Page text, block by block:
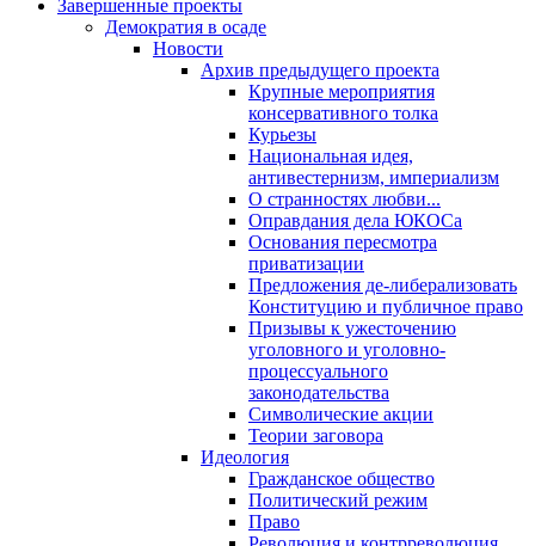
Завершенные проекты
Демократия в осаде
Новости
Архив предыдущего проекта
Крупные мероприятия
консервативного толка
Курьезы
Национальная идея,
антивестернизм, империализм
О странностях любви...
Оправдания дела ЮКОСа
Основания пересмотра
приватизации
Предложения де-либерализовать
Конституцию и публичное право
Призывы к ужесточению
уголовного и уголовно-
процессуального
законодательства
Символические акции
Теории заговора
Идеология
Гражданское общество
Политический режим
Право